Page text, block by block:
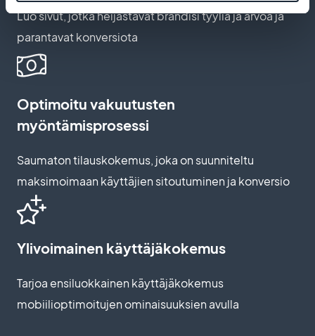
Luo sivut, jotka heijastavat brändisi tyyliä ja arvoa ja
parantavat konversiota
Optimoitu vakuutusten
myöntämisprosessi
Saumaton tilauskokemus, joka on suunniteltu
maksimoimaan käyttäjien sitoutuminen ja konversio
Ylivoimainen käyttäjäkokemus
Tarjoa ensiluokkainen käyttäjäkokemus
mobiilioptimoitujen ominaisuuksien avulla